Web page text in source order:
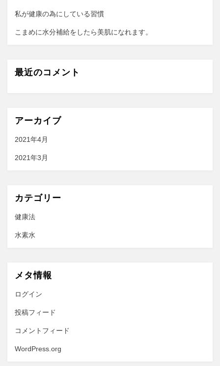
私が健康の為にしている習慣
こまめに水分補給をしたら美肌になれます。
最近のコメント
アーカイブ
2021年4月
2021年3月
カテゴリー
健康法
水素水
メタ情報
ログイン
投稿フィード
コメントフィード
WordPress.org